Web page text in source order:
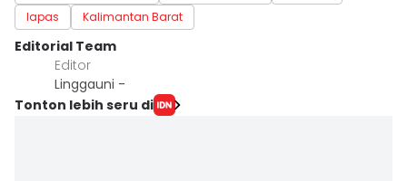
lapas
Kalimantan Barat
Editorial Team
Editor
Linggauni -
Tonton lebih seru di